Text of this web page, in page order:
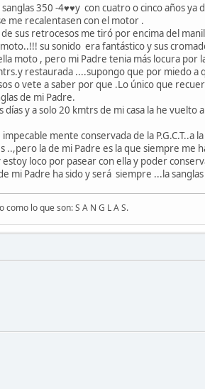
350 -4♥♥y con cuatro o cinco años ya
me recalentasen con el motor .
sus retrocesos me tiró por encima del
su sonido era fantástico y sus
moto , pero mi Padre tenia más locura por
restaurada ....supongo que por miedo a
o vete a saber por que .Lo único que
de mi Padre.
días y a solo 20 kmtrs de mi casa la he
mente conservada de la
..,pero la de mi Padre es la que siempre
loco por pasear con ella y poder
mi Padre ha sido y será siempre ...la
lo que son: S A N G L A S.